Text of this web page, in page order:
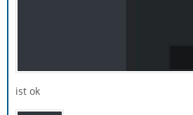
ist ok